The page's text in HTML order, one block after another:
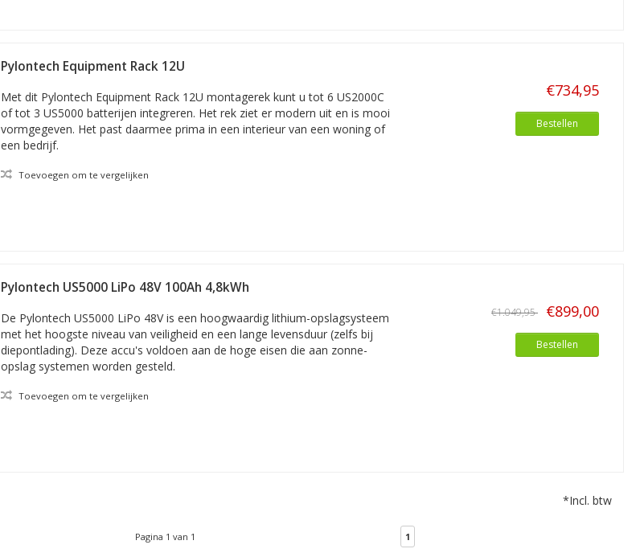
Pylontech Equipment Rack 12U
Met dit Pylontech Equipment Rack 12U montagerek kunt u tot 6 US2000C
of tot 3 US5000 batterijen integreren. Het rek ziet er modern uit en is mooi
vormgegeven. Het past daarmee prima in een interieur van een woning of
een bedrijf.
Toevoegen om te vergelijken
€734,95
Bestellen
Pylontech US5000 LiPo 48V 100Ah 4,8kWh
De Pylontech US5000 LiPo 48V is een hoogwaardig lithium-opslagsysteem
met het hoogste niveau van veiligheid en een lange levensduur (zelfs bij
diepontlading). Deze accu's voldoen aan de hoge eisen die aan zonne-
opslag systemen worden gesteld.
Toevoegen om te vergelijken
€1.049,95 €899,00
Bestellen
*Incl. btw
Pagina 1 van 1 1